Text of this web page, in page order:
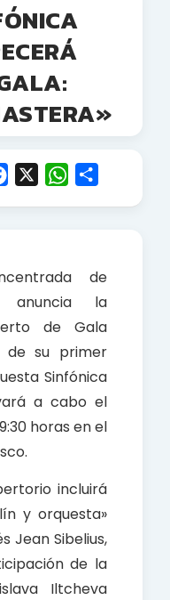
k
W
p
p
de
anuncia la
de Gala
de su primer
Sinfónica
a cabo el
horas en el
incluirá
y orquesta»
Jean Sibelius,
de la
Iltcheva